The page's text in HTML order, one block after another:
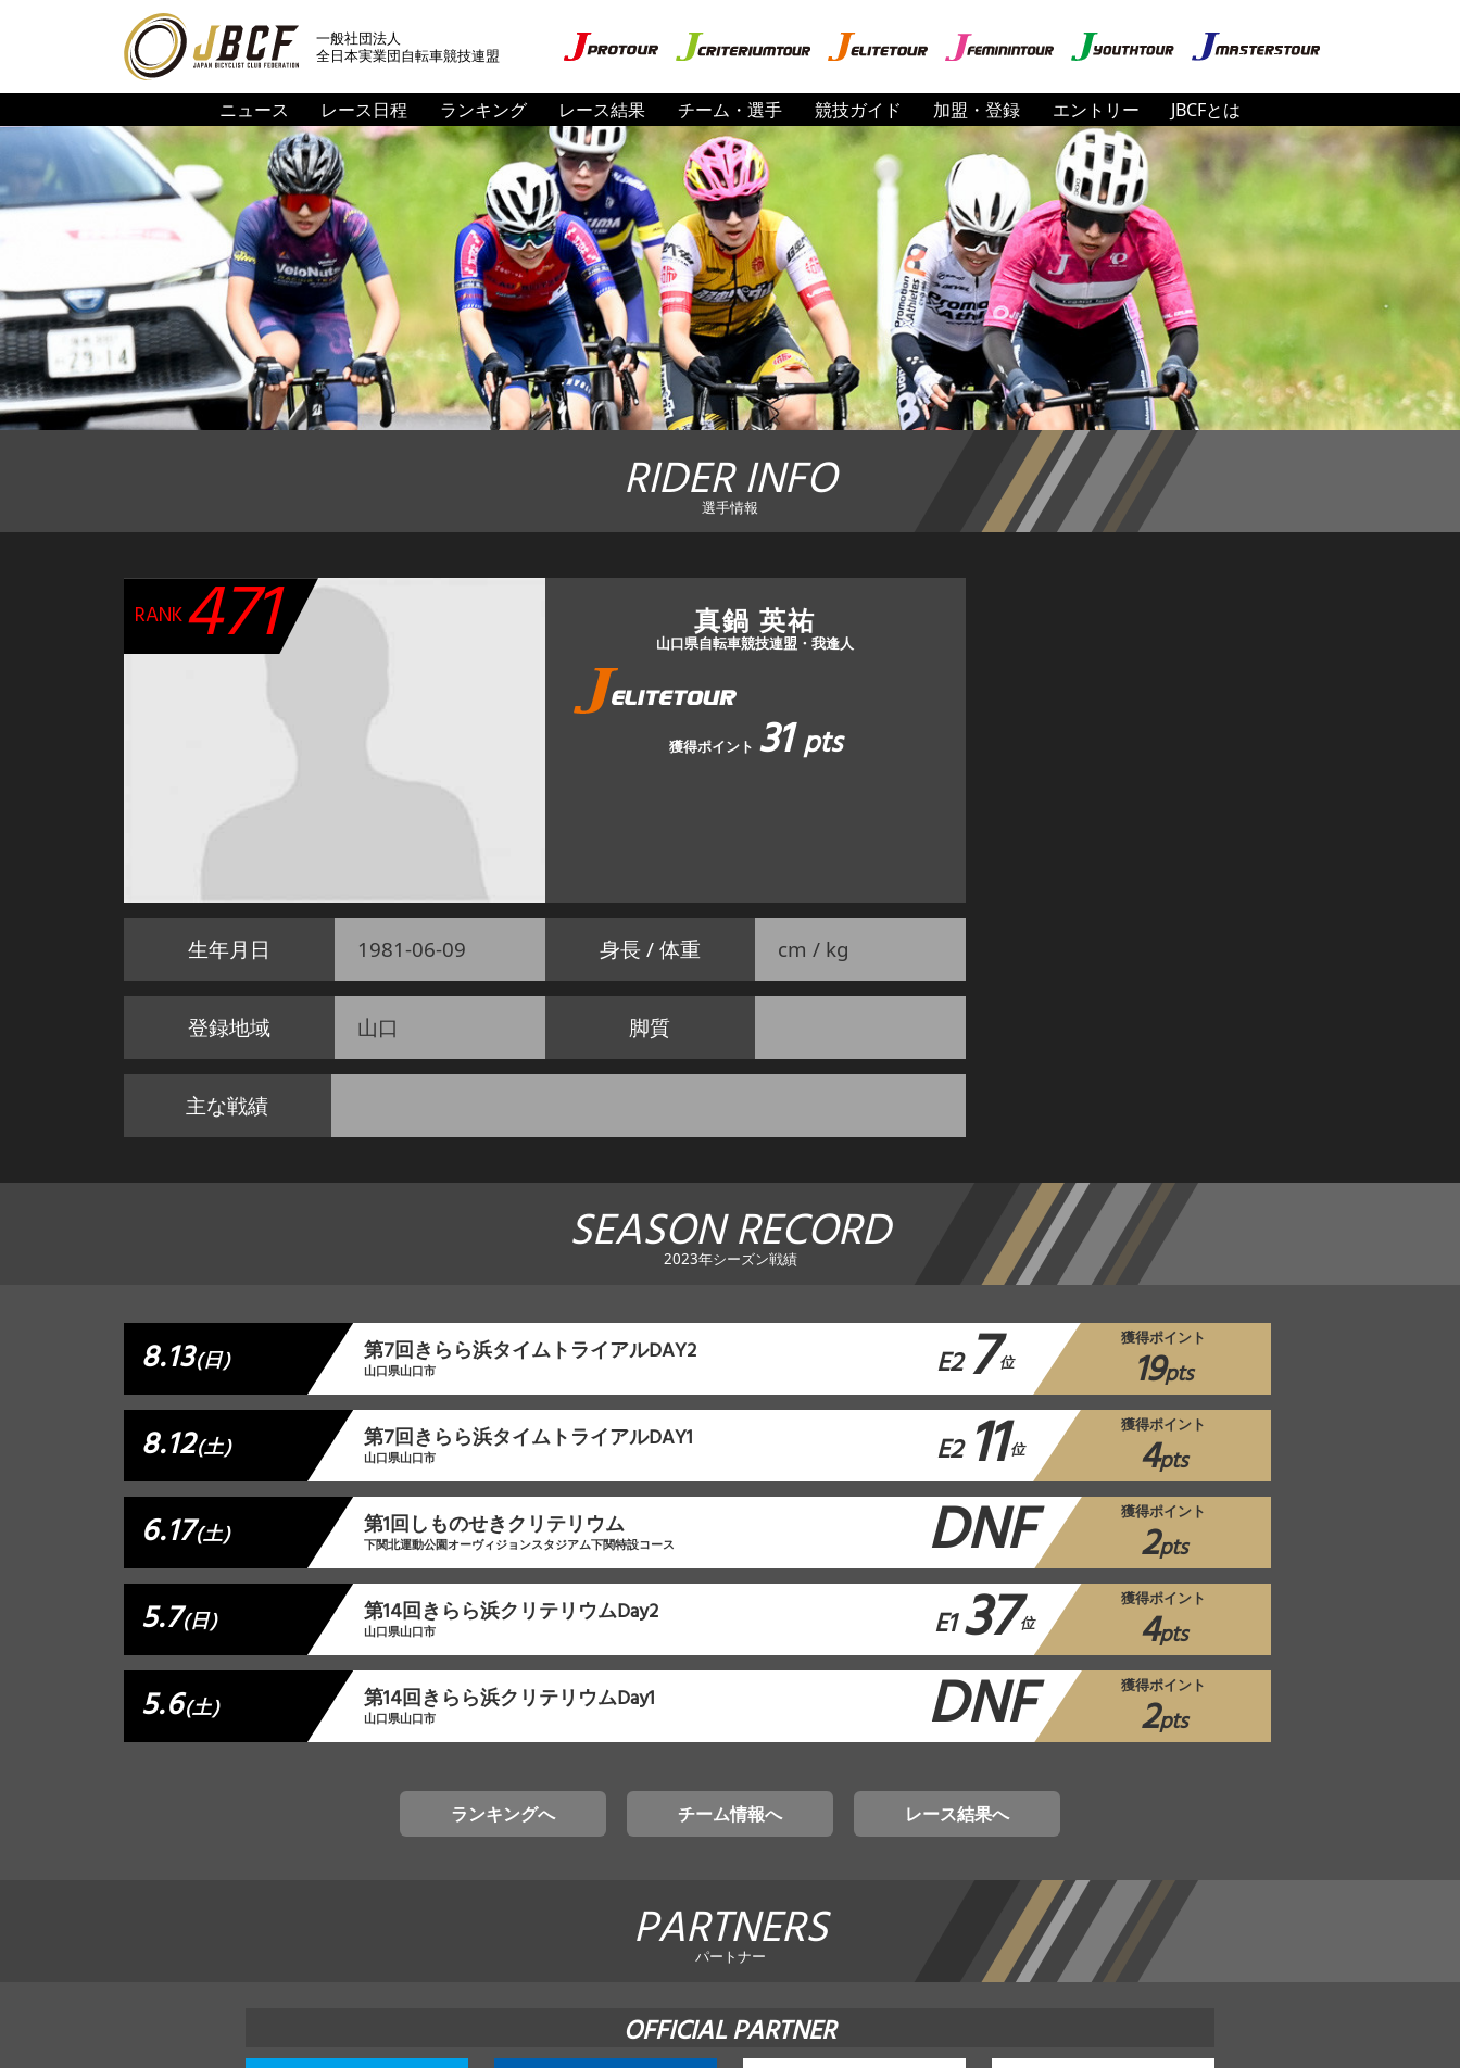
一般社団法人
全日本実業団自転車競技連盟
ニュース レース日程 ランキング レース結果 チーム・選手 競技ガイド 加盟・登録 エントリー JBCFとは
RIDER INFO
選手情報
RANK471 真鍋 英祐
山口県自転車競技連盟・我逢人
獲得ポイント 31pts
生年月日 1981-06-09 身長 / 体重 cm / kg
登録地域 山口 脚質
主な戦績
SEASON RECORD
2023年シーズン戦績
8.13(日) 第7回きらら浜タイムトライアルDAY2
山口県山口市 E2 7 位
獲得ポイント
19pts
8.12(土) 第7回きらら浜タイムトライアルDAY1
山口県山口市 E2 11 位
獲得ポイント
4pts
6.17(土) 第1回しものせきクリテリウム
下関北運動公園オーヴィジョンスタジアム下関特設コース DNF 獲得ポイント
2pts
5.7(日) 第14回きらら浜クリテリウムDay2
山口県山口市 E1 37 位
獲得ポイント
4pts
5.6(土) 第14回きらら浜クリテリウムDay1
山口県山口市 DNF 獲得ポイント
2pts
ランキングへ チーム情報へ レース結果へ
PARTNERS
パートナー
OFFICIAL PARTNER